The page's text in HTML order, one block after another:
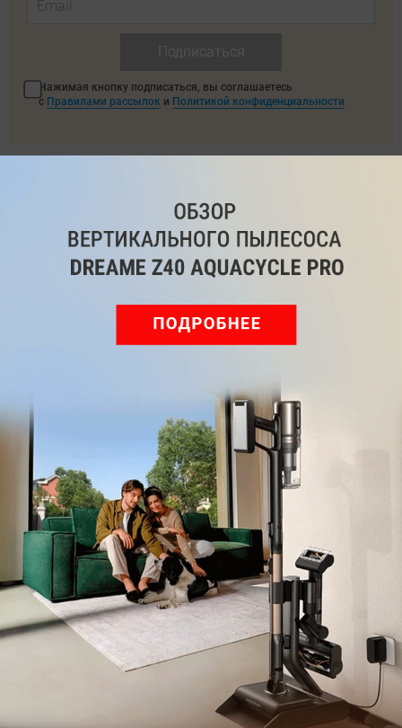
Нажимая кнопку подписаться, вы соглашаетесь
с Правилами рассылок и Политикой конфиденциальности
Telegram Одноклассники
ВКонтакте Дзен
YouTube
Комментарии
Мы знаем, вам есть что сказать!
Войдите илиЗарегистрируйтесь, чтобы
оставить комментарий
Рекомендуем